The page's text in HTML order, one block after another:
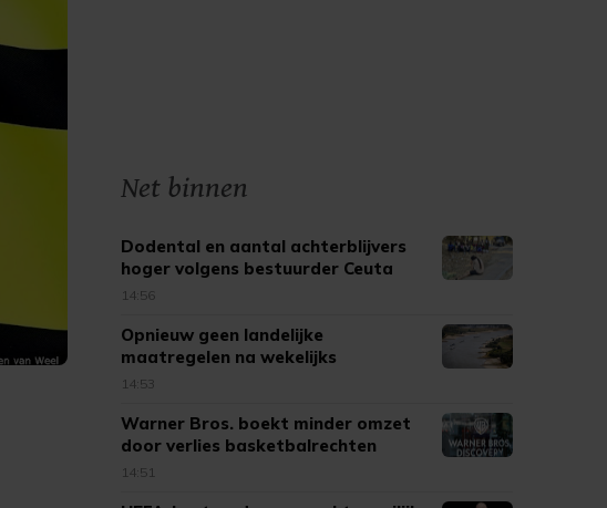
Net binnen
Dodental en aantal achterblijvers
hoger volgens bestuurder Ceuta
14:56
Opnieuw geen landelijke
maatregelen na wekelijks
'droogteoverleg'
14:53
Warner Bros. boekt minder omzet
door verlies basketbalrechten
14:51